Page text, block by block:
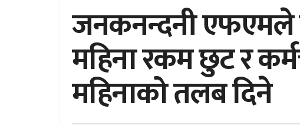
जनकनन्दनी एफएमले
महिना रकम छुट र
महिनाको तलब दिने